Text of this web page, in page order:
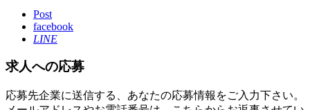
Post
facebook
LINE
求人への応募
応募先企業に送信する、あなたの応募情報をご入力下さい。